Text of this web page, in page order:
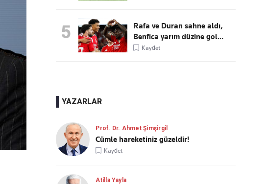
5
Rafa ve Duran sahne aldı,
Benfica yarım düzine gol...
Kaydet
YAZARLAR
Prof. Dr. Ahmet Şimşirgil
Cümle hareketiniz güzeldir!
Kaydet
Atilla Yayla